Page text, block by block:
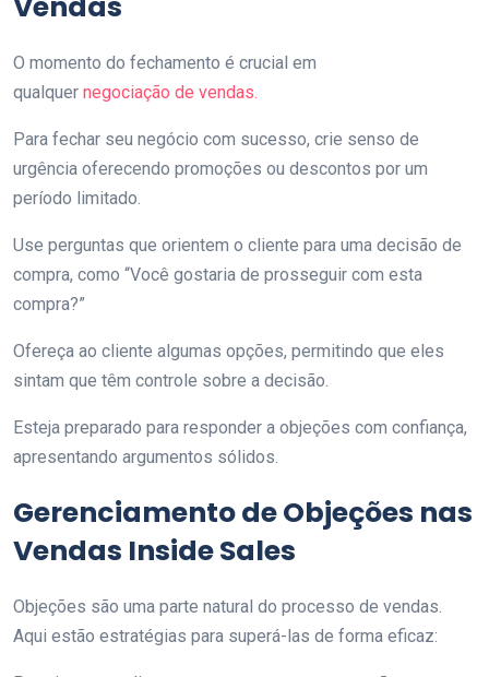
O momento do fechamento é crucial em
qualquer negociação de vendas.
Para fechar seu negócio com sucesso, crie senso de
urgência oferecendo promoções ou descontos por um
período limitado.
Use perguntas que orientem o cliente para uma decisão de
compra, como “Você gostaria de prosseguir com esta
compra?”
Ofereça ao cliente algumas opções, permitindo que eles
sintam que têm controle sobre a decisão.
Esteja preparado para responder a objeções com confiança,
apresentando argumentos sólidos.
Gerenciamento de Objeções nas
Vendas Inside Sales
Objeções são uma parte natural do processo de vendas.
Aqui estão estratégias para superá-las de forma eficaz: